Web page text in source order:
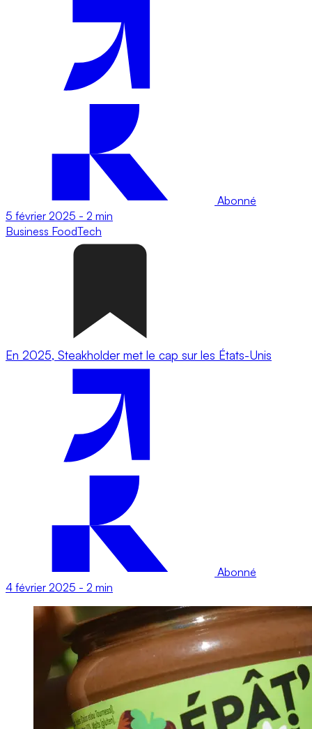
Abonné
5 février 2025 - 2 min
Business FoodTech
En 2025, Steakholder met le cap sur les États-Unis
Abonné
4 février 2025 - 2 min